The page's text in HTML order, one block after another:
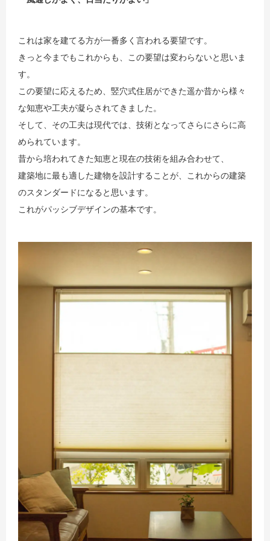
これは家を建てる方が一番多く言われる要望です。
きっと今までもこれからも、この要望は変わらないと思いま
す。
この要望に応えるため、竪穴式住居ができた遥か昔から様々
な知恵や工夫が凝らされてきました。
そして、その工夫は現代では、技術となってさらにさらに高
められています。
昔から培われてきた知恵と現在の技術を組み合わせて、
建築地に最も適した建物を設計することが、これからの建築
のスタンダードになると思います。
これがパッシブデザインの基本です。